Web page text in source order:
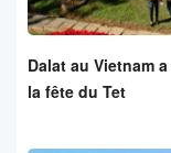
Dalat au Vietnam
la fête du Tet